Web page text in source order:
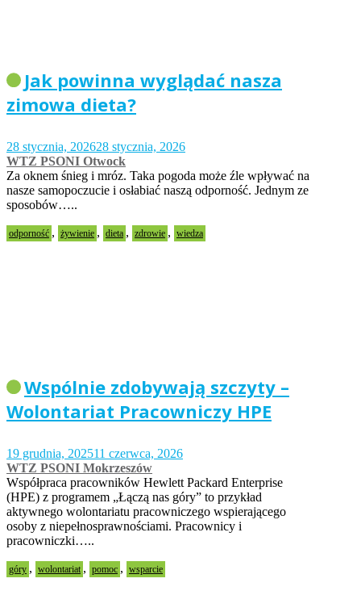
Jak powinna wyglądać nasza
zimowa dieta?
28 stycznia, 202628 stycznia, 2026
WTZ PSONI Otwock
Za oknem śnieg i mróz. Taka pogoda może źle wpływać na
nasze samopoczucie i osłabiać naszą odporność. Jednym ze
sposobów…..
odporność , żywienie , dieta , zdrowie , wiedza
Wspólnie zdobywają szczyty –
Wolontariat Pracowniczy HPE
19 grudnia, 202511 czerwca, 2026
WTZ PSONI Mokrzeszów
Współpraca pracowników Hewlett Packard Enterprise
(HPE) z programem „Łączą nas góry” to przykład
aktywnego wolontariatu pracowniczego wspierającego
osoby z niepełnosprawnościami. Pracownicy i
pracowniczki…..
góry , wolontariat , pomoc , wsparcie